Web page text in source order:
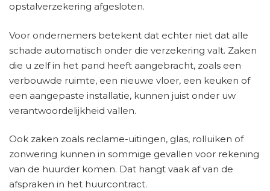
opstalverzekering afgesloten.
Voor ondernemers betekent dat echter niet dat alle
schade automatisch onder die verzekering valt. Zaken
die u zelf in het pand heeft aangebracht, zoals een
verbouwde ruimte, een nieuwe vloer, een keuken of
een aangepaste installatie, kunnen juist onder uw
verantwoordelijkheid vallen.
Ook zaken zoals reclame-uitingen, glas, rolluiken of
zonwering kunnen in sommige gevallen voor rekening
van de huurder komen. Dat hangt vaak af van de
afspraken in het huurcontract.